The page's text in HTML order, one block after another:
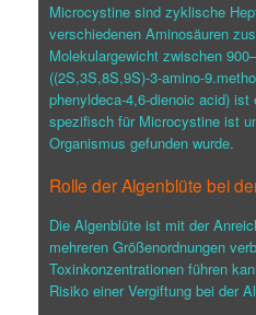
Microcystine sind zyklische
verschiedenen Aminosäuren
Molekulargewicht zwischen
((2S,3S,8S,9S)-3-amino-
phenyldeca-4,6-dienoic acid)
spezifisch für Microcystine ist
Organismus gefunden wurde.
Rolle der Algenblüte bei
Die Algenblüte ist mit der
mehreren Größenordnungen
Toxinkonzentrationen führen
Risiko einer Vergiftung bei der